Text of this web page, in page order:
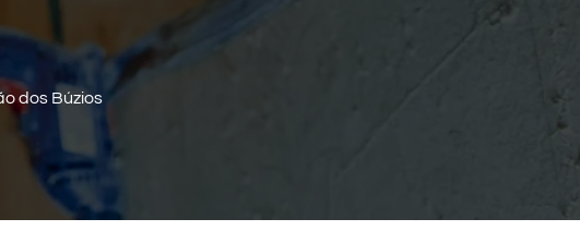
dos Búzios